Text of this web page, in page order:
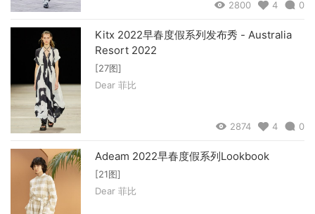
2800 4 0
Kitx 2022早春度假系列发布秀 - Australia
Resort 2022
[27图]
Dear 菲比
2874 4 0
Adeam 2022早春度假系列Lookbook
[21图]
Dear 菲比